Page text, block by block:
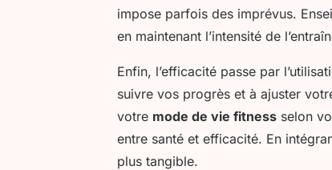
impose parfois des imprévus.
en maintenant l’intensité de
Enfin, l’efficacité passe par
suivre vos progrès et à ajuster
votre mode de vie fitness selon
entre santé et efficacité. En
plus tangible.